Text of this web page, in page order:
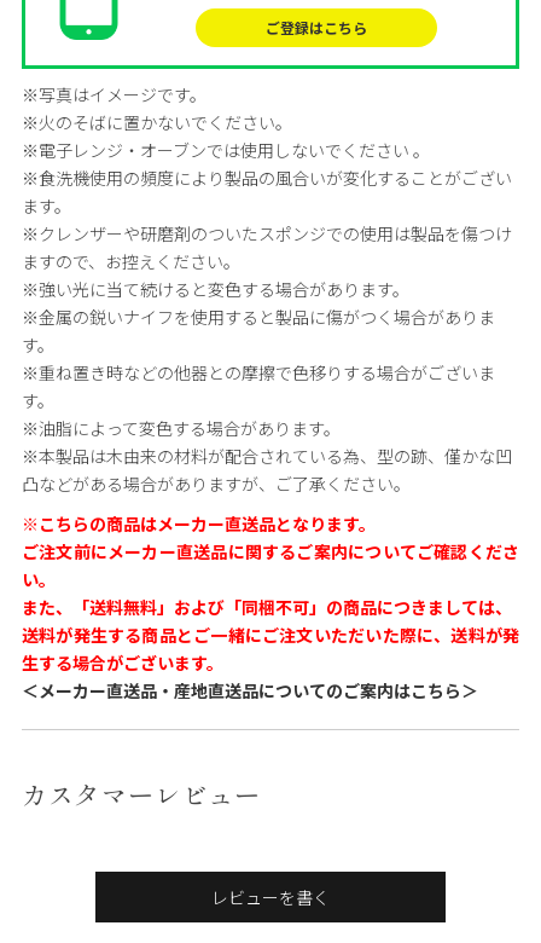
ご登録はこちら
※写真はイメージです。
※火のそばに置かないでください。
※電子レンジ・オーブンでは使用しないでください 。
※食洗機使用の頻度により製品の風合いが変化することがござい
ます。
※クレンザーや研磨剤のついたスポンジでの使用は製品を傷つけ
ますので、お控えください。
※強い光に当て続けると変色する場合があります。
※金属の鋭いナイフを使用すると製品に傷がつく場合がありま
す。
※重ね置き時などの他器との摩擦で色移りする場合がございま
す。
※油脂によって変色する場合があります。
※本製品は木由来の材料が配合されている為、型の跡、僅かな凹
凸などがある場合がありますが、ご了承ください。
※こちらの商品はメーカー直送品となります。
ご注文前にメーカー直送品に関するご案内についてご確認くださ
い。
また、「送料無料」および「同梱不可」の商品につきましては、
送料が発生する商品とご一緒にご注文いただいた際に、送料が発
生する場合がございます。
＜メーカー直送品・産地直送品についてのご案内はこちら＞
カスタマーレビュー
レビューを書く